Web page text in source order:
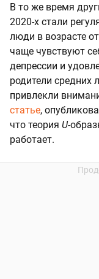
В то же время
2020-х стали
люди в возрасте
чаще чувствуют
депрессии и
родители средних
привлекли
статье,
что теория U-
работает.